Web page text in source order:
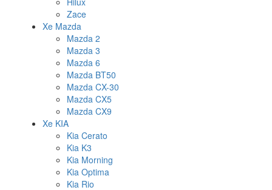
Zace
Xe Mazda
Mazda 2
Mazda 3
Mazda 6
Mazda BT50
Mazda CX-30
Mazda CX5
Mazda CX9
Xe KIA
Kia Cerato
Kia K3
Kia Morning
Kia Optima
Kia Rio